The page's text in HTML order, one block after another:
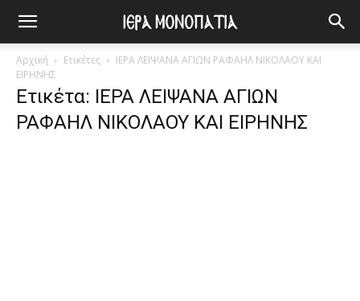
Αρχική Ετικέτες
ΙΕΡΑ ΛΕΙΨΑΝΑ ΑΓΙΩΝ ΡΑΦΑΗΛ ΝΙΚΟΛΑΟΥ ΚΑΙ
ΕΙΡΗΝΗΣ
Ετικέτα: ΙΕΡΑ ΛΕΙΨΑΝΑ ΑΓΙΩΝ
ΡΑΦΑΗΛ ΝΙΚΟΛΑΟΥ ΚΑΙ ΕΙΡΗΝΗΣ